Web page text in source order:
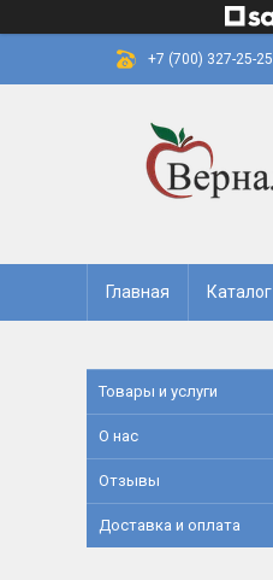
+7 (700) 327-25-25
Главная Каталог
Товары и услуги
О нас
Отзывы
Доставка и оплата